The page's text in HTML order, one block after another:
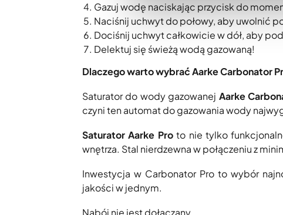
Gazuj wodę naciskając przycisk do
Naciśnij uchwyt do połowy, aby uwolnić
Dociśnij uchwyt całkowicie w dół, aby
Delektuj się świeżą wodą gazowaną!
Dlaczego warto wybrać Aarke Carbonator
Saturator do wody gazowanej Aarke
czyni ten automat do gazowania wody
Saturator Aarke Proto nie tylko
wnętrza. Stal nierdzewna w połączeniu z
Inwestycja w Carbonator Pro to wybór
jakości w jednym.
Nabój nie jest dołączany